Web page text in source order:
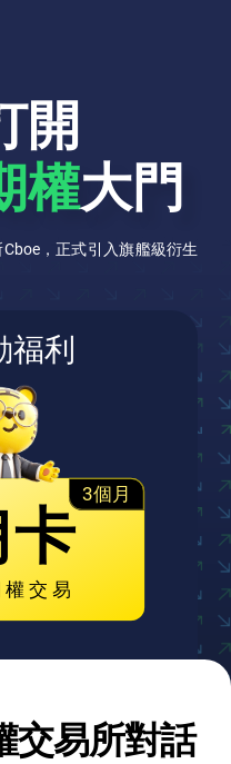
開
權大門
，正式引入旗艦級衍生
福利
卡
交易
3個月
交易所對話